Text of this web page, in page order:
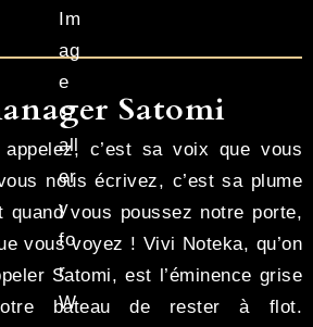
Satomi
c’est sa voix que vous
nous écrivez, c’est sa plume
vous poussez notre porte,
vous voyez ! Vivi Noteka, qu’on
Satomi, est l’éminence grise
bateau de rester à flot.